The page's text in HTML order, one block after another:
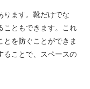
ります。靴だけでな
こともできます。これ
とを防ぐことができま
ることで、スペースの